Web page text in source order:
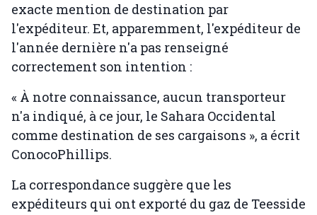
exacte mention de destination par
l'expéditeur. Et, apparemment, l'expéditeur de
l'année dernière n'a pas renseigné
correctement son intention :
« À notre connaissance, aucun transporteur
n'a indiqué, à ce jour, le Sahara Occidental
comme destination de ses cargaisons », a écrit
ConocoPhillips.
La correspondance suggère que les
expéditeurs qui ont exporté du gaz de Teesside